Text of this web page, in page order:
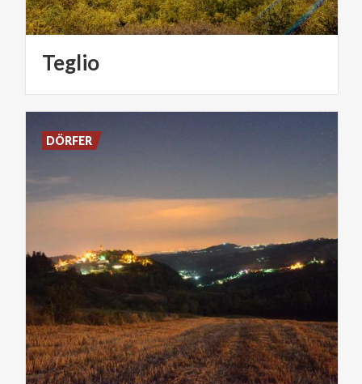
Teglio
DÖRFER